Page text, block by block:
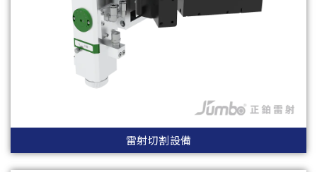
雷射切割設備